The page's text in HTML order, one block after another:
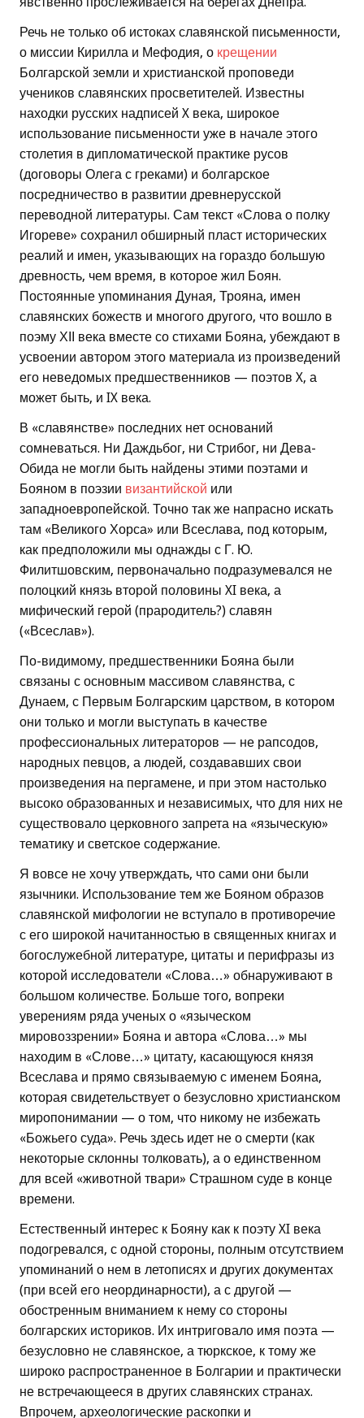
Речь не только об истоках славянской письменности,
о миссии Кирилла и Мефодия, о крещении
Болгарской земли и христианской проповеди
учеников славянских просветителей. Известны
находки русских надписей X века, широкое
использование письменности уже в начале этого
столетия в дипломатической практике русов
(договоры Олега с греками) и болгарское
посредничество в развитии древнерусской
переводной литературы. Сам текст «Слова о полку
Игореве» сохранил обширный пласт исторических
реалий и имен, указывающих на гораздо большую
древность, чем время, в которое жил Боян.
Постоянные упоминания Дуная, Трояна, имен
славянских божеств и многого другого, что вошло в
поэму ХІІ века вместе со стихами Бояна, убеждают в
усвоении автором этого материала из произведений
его неведомых предшественников — поэтов X, а
может быть, и IX века.
В «славянстве» последних нет оснований
сомневаться. Ни Даждьбог, ни Стрибог, ни Дева-
Обида не могли быть найдены этими поэтами и
Бояном в поэзии византийской или
западноевропейской. Точно так же напрасно искать
там «Великого Хорса» или Всеслава, под которым,
как предположили мы однажды с Г. Ю.
Филитшовским, первоначально подразумевался не
полоцкий князь второй половины XI века, а
мифический герой (прародитель?) славян
(«Всеслав»).
По-видимому, предшественники Бояна были
связаны с основным массивом славянства, с
Дунаем, с Первым Болгарским царством, в котором
они только и могли выступать в качестве
профессиональных литераторов — не рапсодов,
народных певцов, а людей, создававших свои
произведения на пергамене, и при этом настолько
высоко образованных и независимых, что для них не
существовало церковного запрета на «языческую»
тематику и светское содержание.
Я вовсе не хочу утверждать, что сами они были
язычники. Использование тем же Бояном образов
славянской мифологии не вступало в противоречие
с его широкой начитанностью в священных книгах и
богослужебной литературе, цитаты и перифразы из
которой исследователи «Слова…» обнаруживают в
большом количестве. Больше того, вопреки
уверениям ряда ученых о «языческом
мировоззрении» Бояна и автора «Слова…» мы
находим в «Слове…» цитату, касающуюся князя
Всеслава и прямо связываемую с именем Бояна,
которая свидетельствует о безусловно христианском
миропонимании — о том, что никому не избежать
«Божьего суда». Речь здесь идет не о смерти (как
некоторые склонны толковать), а о единственном
для всей «животной твари» Страшном суде в конце
времени.
Естественный интерес к Бояну как к поэту XI века
подогревался, с одной стороны, полным отсутствием
упоминаний о нем в летописях и других документах
(при всей его неординарности), а с другой —
обостренным вниманием к нему со стороны
болгарских историков. Их интриговало имя поэта —
безусловно не славянское, а тюркское, к тому же
широко распространенное в Болгарии и практически
не встречающееся в других славянских странах.
Впрочем, археологические раскопки и